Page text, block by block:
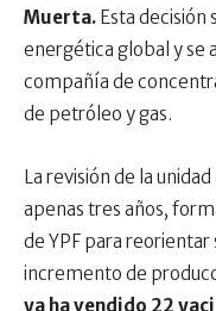
Muerta. Esta decisión
energética global y se
compañía de
de petróleo y gas.
La revisión de la
apenas tres años,
de YPF para reorientar
incremento de
ya ha vendido 22